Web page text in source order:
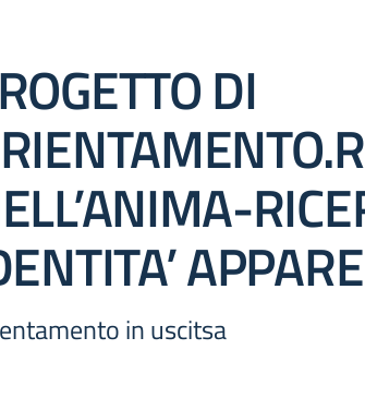
DI
in uscitsa